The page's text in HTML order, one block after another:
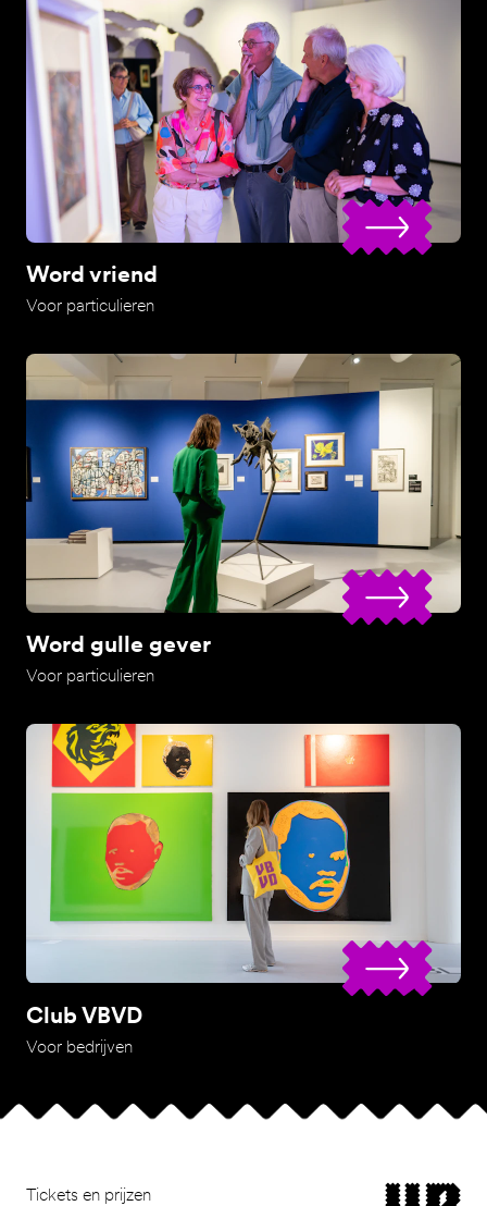
Word vriend
Voor particulieren
Word gulle gever
Voor particulieren
Club VBVD
Voor bedrijven
Tickets en prijzen museum van